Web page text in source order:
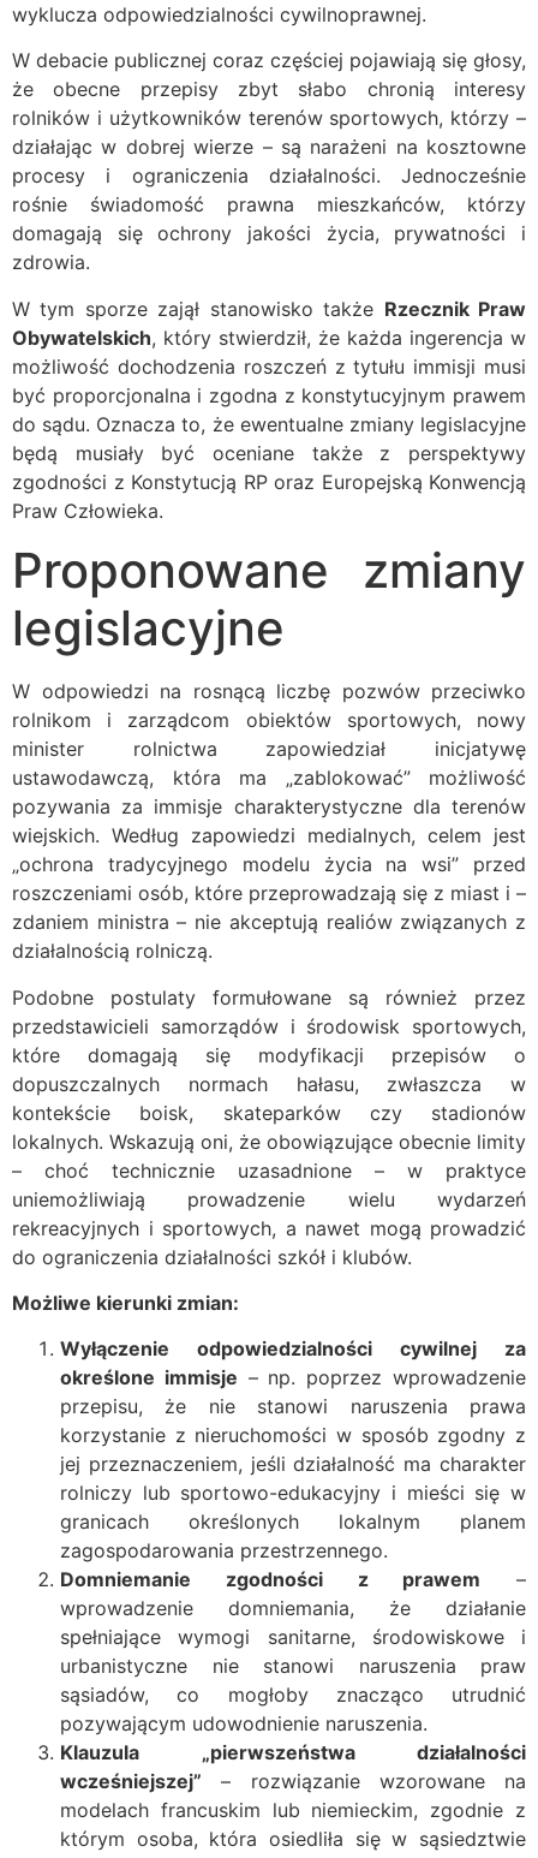
wyklucza odpowiedzialności cywilnoprawnej.
W debacie publicznej coraz częściej pojawiają się głosy,
że obecne przepisy zbyt słabo chronią interesy
rolników i użytkowników terenów sportowych, którzy –
działając w dobrej wierze – są narażeni na kosztowne
procesy i ograniczenia działalności. Jednocześnie
rośnie świadomość prawna mieszkańców, którzy
domagają się ochrony jakości życia, prywatności i
zdrowia.
W tym sporze zajął stanowisko także Rzecznik Praw
Obywatelskich, który stwierdził, że każda ingerencja w
możliwość dochodzenia roszczeń z tytułu immisji musi
być proporcjonalna i zgodna z konstytucyjnym prawem
do sądu. Oznacza to, że ewentualne zmiany legislacyjne
będą musiały być oceniane także z perspektywy
zgodności z Konstytucją RP oraz Europejską Konwencją
Praw Człowieka.
Proponowane zmiany
legislacyjne
W odpowiedzi na rosnącą liczbę pozwów przeciwko
rolnikom i zarządcom obiektów sportowych, nowy
minister rolnictwa zapowiedział inicjatywę
ustawodawczą, która ma „zablokować” możliwość
pozywania za immisje charakterystyczne dla terenów
wiejskich. Według zapowiedzi medialnych, celem jest
„ochrona tradycyjnego modelu życia na wsi” przed
roszczeniami osób, które przeprowadzają się z miast i –
zdaniem ministra – nie akceptują realiów związanych z
działalnością rolniczą.
Podobne postulaty formułowane są również przez
przedstawicieli samorządów i środowisk sportowych,
które domagają się modyfikacji przepisów o
dopuszczalnych normach hałasu, zwłaszcza w
kontekście boisk, skateparków czy stadionów
lokalnych. Wskazują oni, że obowiązujące obecnie limity
– choć technicznie uzasadnione – w praktyce
uniemożliwiają prowadzenie wielu wydarzeń
rekreacyjnych i sportowych, a nawet mogą prowadzić
do ograniczenia działalności szkół i klubów.
Możliwe kierunki zmian:
Wyłączenie odpowiedzialności cywilnej za
określone immisje – np. poprzez wprowadzenie
przepisu, że nie stanowi naruszenia prawa
korzystanie z nieruchomości w sposób zgodny z
jej przeznaczeniem, jeśli działalność ma charakter
rolniczy lub sportowo-edukacyjny i mieści się w
granicach określonych lokalnym planem
zagospodarowania przestrzennego.
Domniemanie zgodności z prawem –
wprowadzenie domniemania, że działanie
spełniające wymogi sanitarne, środowiskowe i
urbanistyczne nie stanowi naruszenia praw
sąsiadów, co mogłoby znacząco utrudnić
pozywającym udowodnienie naruszenia.
Klauzula „pierwszeństwa działalności
wcześniejszej” – rozwiązanie wzorowane na
modelach francuskim lub niemieckim, zgodnie z
którym osoba, która osiedliła się w sąsiedztwie